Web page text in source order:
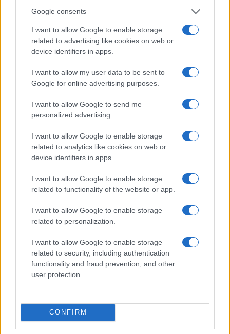
Google consents
I want to allow Google to enable storage
related to advertising like cookies on web or
device identifiers in apps.
I want to allow my user data to be sent to
Google for online advertising purposes.
I want to allow Google to send me
personalized advertising.
I want to allow Google to enable storage
related to analytics like cookies on web or
device identifiers in apps.
I want to allow Google to enable storage
related to functionality of the website or app.
I want to allow Google to enable storage
related to personalization.
I want to allow Google to enable storage
related to security, including authentication
functionality and fraud prevention, and other
user protection.
CONFIRM